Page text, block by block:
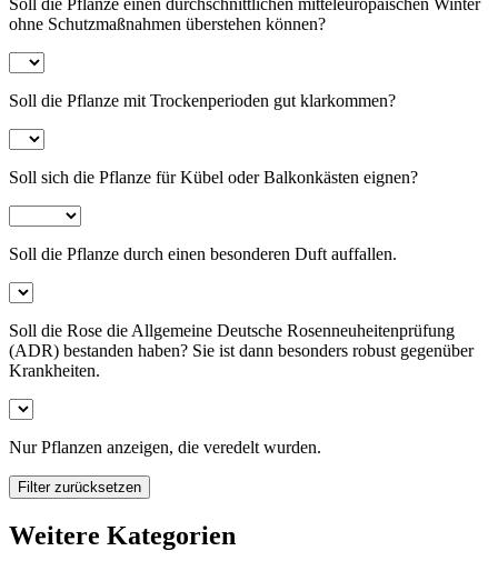
ohne Schutzmaßnahmen überstehen können?
Soll die Pflanze mit Trockenperioden gut klarkommen?
Soll sich die Pflanze für Kübel oder Balkonkästen eignen?
Soll die Pflanze durch einen besonderen Duft auffallen.
Soll die Rose die Allgemeine Deutsche Rosenneuheitenprüfung
(ADR) bestanden haben? Sie ist dann besonders robust gegenüber
Krankheiten.
Nur Pflanzen anzeigen, die veredelt wurden.
Filter zurücksetzen
Weitere Kategorien